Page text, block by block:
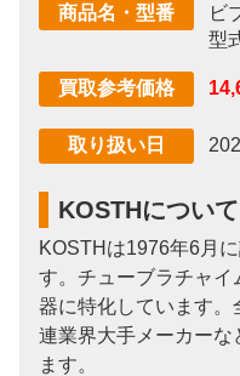
商品名・型番
ビ
型
買取参考価格
取り扱い日
KOSTHについて
KOSTHは1976年6月
す。チューブラチャイ
器に特化しています。
連業界大手メーカーな
ます。